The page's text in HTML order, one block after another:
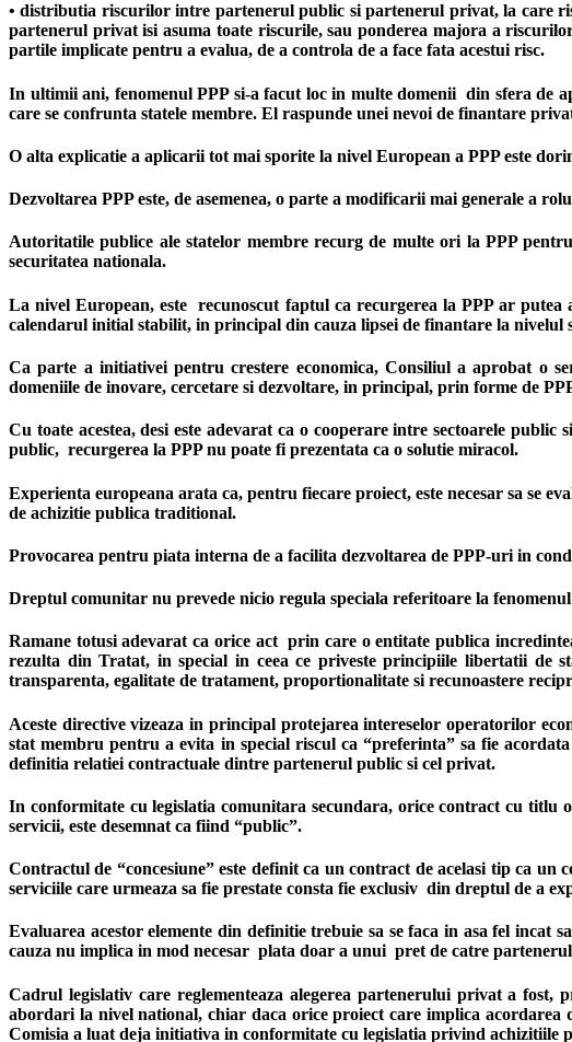
• distributia riscurilor intre partenerul public si partenerul privat, la care
partenerul privat isi asuma toate riscurile, sau ponderea majora a
partile implicate pentru a evalua, de a controla de a face fata acestui risc.
In ultimii ani, fenomenul PPP si-a facut loc in multe domenii din sfera de
care se confrunta statele membre. El raspunde unei nevoi de finantare
O alta explicatie a aplicarii tot mai sporite la nivel European a PPP este
Dezvoltarea PPP este, de asemenea, o parte a modificarii mai generale a
Autoritatile publice ale statelor membre recurg de multe ori la PPP
securitatea nationala.
La nivel European, este recunoscut faptul ca recurgerea la PPP ar
calendarul initial stabilit, in principal din cauza lipsei de finantare la nivelul
Ca parte a initiativei pentru crestere economica, Consiliul a aprobat o
domeniile de inovare, cercetare si dezvoltare, in principal, prin forme de
Cu toate acestea, desi este adevarat ca o cooperare intre sectoarele
public, recurgerea la PPP nu poate fi prezentata ca o solutie miracol.
Experienta europeana arata ca, pentru fiecare proiect, este necesar sa se
de achizitie publica traditional.
Provocarea pentru piata interna de a facilita dezvoltarea de PPP-uri in
Dreptul comunitar nu prevede nicio regula speciala referitoare la fenomenul
Ramane totusi adevarat ca orice act prin care o entitate publica
rezulta din Tratat, in special in ceea ce priveste principiile libertatii de
transparenta, egalitate de tratament, proportionalitate si recunoastere
Aceste directive vizeaza in principal protejarea intereselor operatorilor
stat membru pentru a evita in special riscul ca “preferinta” sa fie
definitia relatiei contractuale dintre partenerul public si cel privat.
In conformitate cu legislatia comunitara secundara, orice contract cu titlu
servicii, este desemnat ca fiind “public”.
Contractul de “concesiune” este definit ca un contract de acelasi tip ca
serviciile care urmeaza sa fie prestate consta fie exclusiv din dreptul de a
Evaluarea acestor elemente din definitie trebuie sa se faca in asa fel incat
cauza nu implica in mod necesar plata doar a unui pret de catre
Cadrul legislativ care reglementeaza alegerea partenerului privat a
abordari la nivel national, chiar daca orice proiect care implica
Comisia a luat deja initiativa in conformitate cu legislatia privind achizitiile